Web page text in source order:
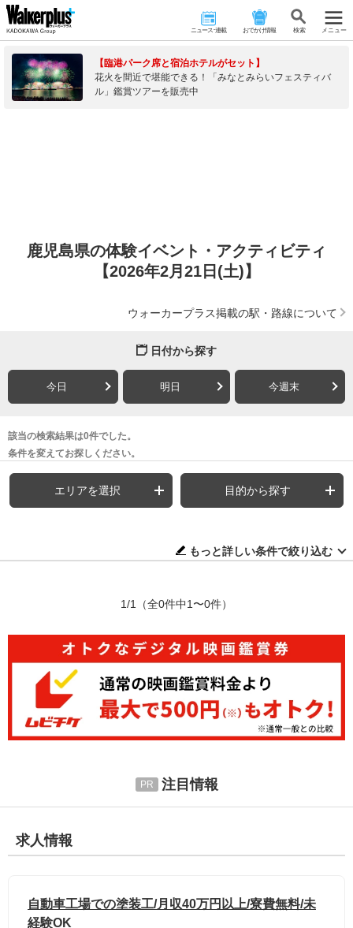
ニュース･連載 おでかけ情報 検 索 メニュー
【臨港パーク席と宿泊ホテルがセット】
花火を間近で堪能できる！「みなとみらいフェスティバ
ル」鑑賞ツアーを販売中
鹿児島県の体験イベント・アクティビティ
【2026年2月21日(土)】
ウォーカープラス掲載の駅・路線について
日付から探す
今日 明日 今週末
該当の検索結果は0件でした。
条件を変えてお探しください。
エリアを選択 目的から探す
もっと詳しい条件で絞り込む
1/1 （全0件中1〜0件）
注目情報
求人情報
自動車工場での塗装工/月収40万円以上/寮費無料/未
経験OK